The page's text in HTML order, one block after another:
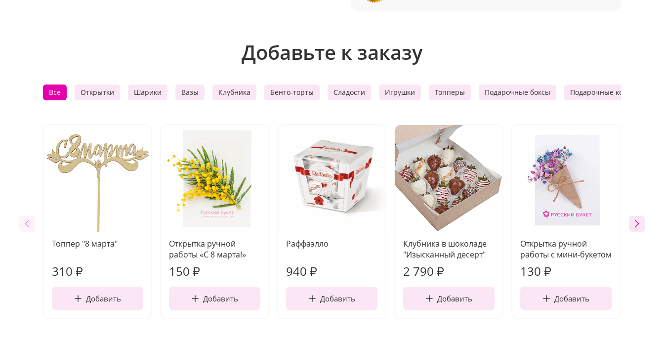
Добавьте к заказу
Все Открытки Шарики Вазы Клубника Бенто-торты Сладости Игрушки Топперы Подарочные боксы Подарочные корзины
Топпер "8 марта"
310 ₽
Добавить
Открытка ручной
работы «С 8 марта!»
150 ₽
Добавить
Раффаэлло
940 ₽
Добавить
Клубника в шоколаде
"Изысканный десерт"
2 790 ₽
Добавить
Открытка ручной
работы с мини-букетом
130 ₽
Добавить